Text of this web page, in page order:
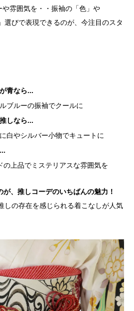
や雰囲気を・・振袖の「色」や
選びで表現できるのが、今注目のスタ
青なら…
ブルーの振袖でクールに
しなら…
白やシルバー小物でキュートに
上品でミステリアスな雰囲気を
、推しコーデのいちばんの魅力！
しの存在を感じられる着こなしが人気